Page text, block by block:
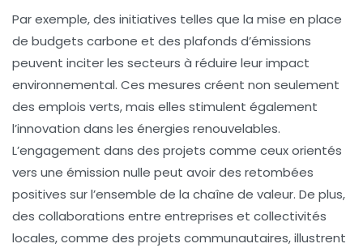
Par exemple, des initiatives telles que la mise en place
de budgets carbone et des plafonds d’émissions
peuvent inciter les secteurs à réduire leur impact
environnemental. Ces mesures créent non seulement
des emplois verts, mais elles stimulent également
l’innovation dans les énergies renouvelables.
L’engagement dans des projets comme ceux orientés
vers une émission nulle peut avoir des retombées
positives sur l’ensemble de la chaîne de valeur. De plus,
des collaborations entre entreprises et collectivités
locales, comme des projets communautaires, illustrent